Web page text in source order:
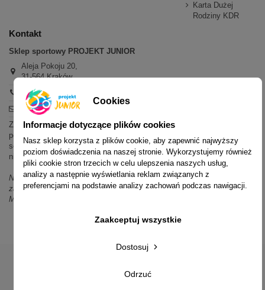
Karta Dużej
Rodziny KDR
Kontakt
Sklep sportowy PROJEKT JUNIOR
Aleja Pokoju 20,
31-564 Kraków
+48 600 779 897
sklep@projektjunior.pl
Zapraszamy do sklepu stacjonarnego:
poniedziałek - piątek: 11.00-19.00
sobota: 10.00-14.00
niedziela (każda): nieczynne
Nie odpowiadamy na wiadomości SMS. W sprawach dotyczących
zamówień i oferty prosimy o kontakt mailowy, telefoniczny lub przez
Messenger.
Cookies
Informacje dotyczące plików cookies
Nasz sklep korzysta z plików cookie, aby zapewnić najwyższy
poziom doświadczenia na naszej stronie. Wykorzystujemy również
pliki cookie stron trzecich w celu ulepszenia naszych usług,
analizy a następnie wyświetlania reklam związanych z
preferencjami na podstawie analizy zachowań podczas nawigacji.
Odrzuć
Dostosuj
Zaakceptuj wszystkie
© 2014-2023 Projekt Junior Aleja Pokoju 20, 31-564 Kraków